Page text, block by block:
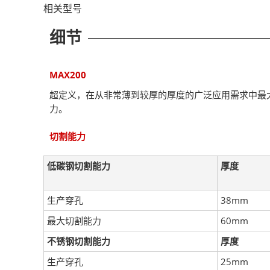
相关型号
细节
MAX200
超定义，在从非常薄到较厚的厚度的广泛应用需求中最
力。
切割能力
低碳钢切割能力 厚度
生产穿孔
38mm
最大切割能力
60mm
不锈钢切割能力
厚度
生产穿孔
25mm